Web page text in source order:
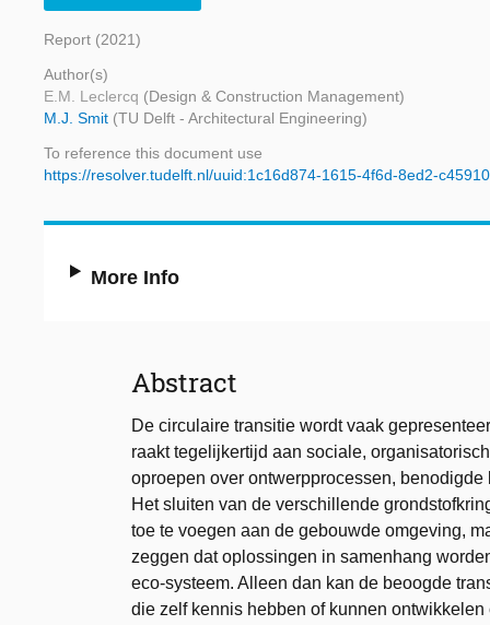
Report (2021)
Author(s)
E.M. Leclercq (Design & Construction Management)
M.J. Smit (TU Delft - Architectural Engineering)
To reference this document use
https://resolver.tudelft.nl/uuid:1c16d874-1615-4f6d-8ed2-
More Info
Abstract
De circulaire transitie wordt vaak
raakt tegelijkertijd aan sociale,
oproepen over ontwerpprocessen,
Het sluiten van de verschillende
toe te voegen aan de gebouwde omgeving,
zeggen dat oplossingen in samenhang
eco-systeem. Alleen dan kan de beoogde
die zelf kennis hebben of kunnen